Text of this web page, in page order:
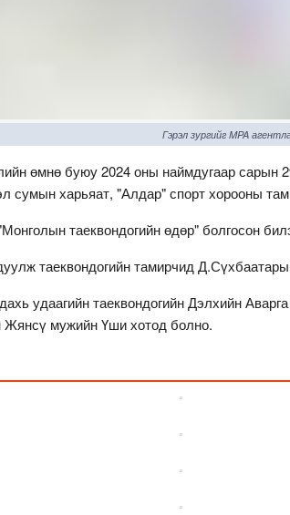
Гэрэл зургийг MPA
өмнө буюу 2024 оны наймдугаар сарын
сумын харьяат, "Алдар" спорт хорооны
таеквондогийн өдөр" болгосон
таеквондогийн тамирчид
удаагийн таеквондогийн Дэлхийн
мужийн Үши хотод болно.